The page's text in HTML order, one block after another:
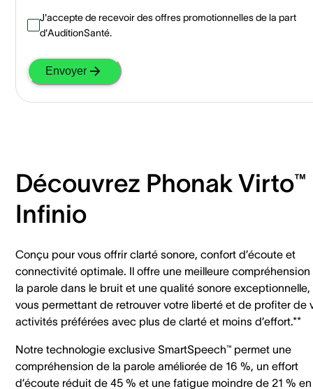
J'accepte de recevoir des offres promotionnelles de la part
d'AuditionSanté.
Envoyer
Découvrez Phonak Virto™
Infinio
Conçu pour vous offrir clarté sonore, confort d’écoute et
connectivité optimale. Il offre une meilleure compréhension
la parole dans le bruit et une qualité sonore exceptionnelle,
vous permettant de retrouver votre liberté et de profiter de
activités préférées avec plus de clarté et moins d’effort.**
Notre technologie exclusive SmartSpeech™ permet une
compréhension de la parole améliorée de 16 %, un effort
d’écoute réduit de 45 % et une fatigue moindre de 21 %